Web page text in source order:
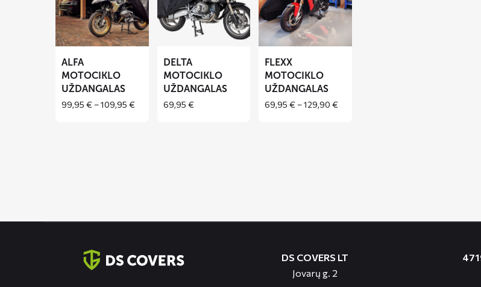
ALFA
motociklo
uždangalas
ALFA
MOTOCIKLO
UŽDANGALAS
99,95 €–109,95 €Price
DELTA
motociklo
uždangalas
DELTA
MOTOCIKLO
UŽDANGALAS
69,95 €
FLEXX
motociklo
uždangalas
FLEXX
MOTOCIKLO
UŽDANGALAS
69,95 €–129,90 €Price
DS COVERS LT
Jovarų g. 2